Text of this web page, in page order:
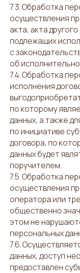
7.3. Обработка
осуществления
акта, акта
подлежащих
с
об
7.4. Обработка
исполнения
по которому
данных, а также
по инициативе
договора, по
данных будет
поручителем.
7.5. Обработка
осуществления
оператора или
общественно
этом не
персональных
7.6.
данных, доступ
предоставлен